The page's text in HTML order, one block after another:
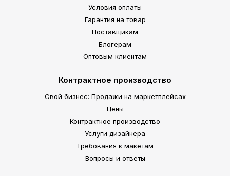
Условия оплаты
Гарантия на товар
Поставщикам
Блогерам
Оптовым клиентам
Контрактное производство
Свой бизнес: Продажи на маркетплейсах
Цены
Контрактное производство
Услуги дизайнера
Требования к макетам
Вопросы и ответы